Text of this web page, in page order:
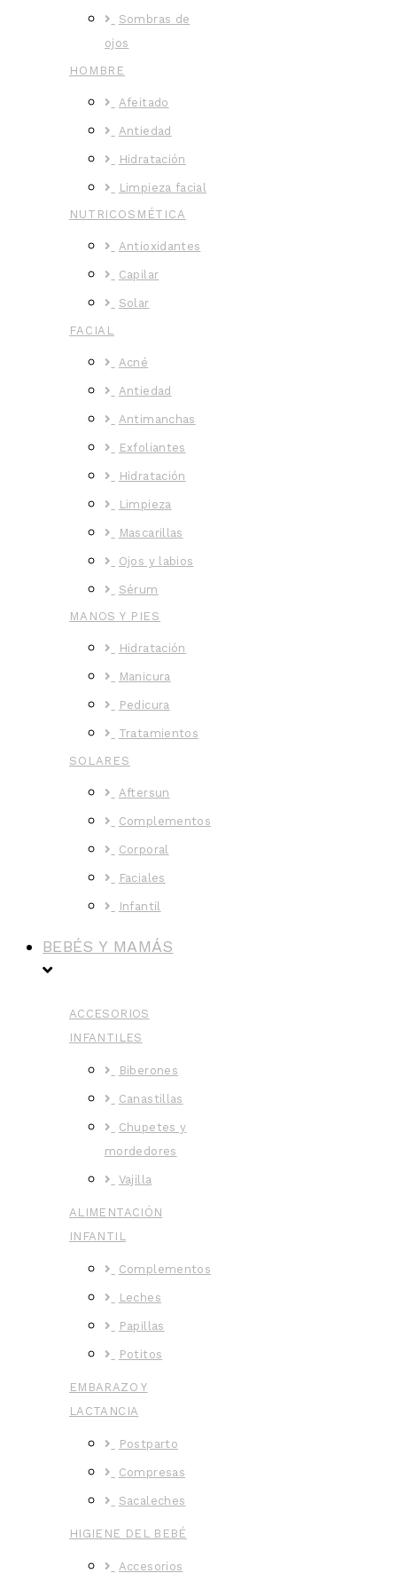
Sombras de
ojos
HOMBRE
Afeitado
Antiedad
Hidratación
Limpieza facial
NUTRICOSMÉTICA
Antioxidantes
Capilar
Solar
FACIAL
Acné
Antiedad
Antimanchas
Exfoliantes
Hidratación
Limpieza
Mascarillas
Ojos y labios
Sérum
MANOS Y PIES
Hidratación
Manicura
Pedicura
Tratamientos
SOLARES
Aftersun
Complementos
Corporal
Faciales
Infantil
BEBÉS Y MAMÁS
ACCESORIOS
INFANTILES
Biberones
Canastillas
Chupetes y
mordedores
Vajilla
ALIMENTACIÓN
INFANTIL
Complementos
Leches
Papillas
Potitos
EMBARAZO Y
LACTANCIA
Postparto
Compresas
Sacaleches
HIGIENE DEL BEBÉ
Accesorios